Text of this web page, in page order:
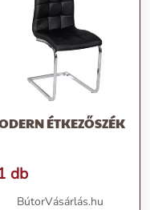
ÉTKEZŐSZÉK
db
BútorVásárlás.hu